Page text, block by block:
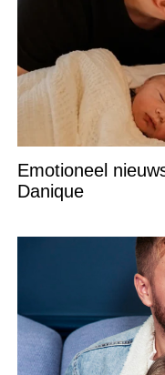
Emotioneel
Danique